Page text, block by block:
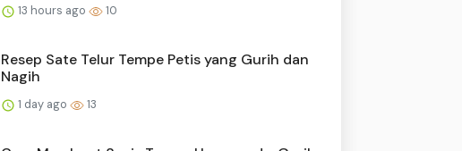
13 hours ago 10
Resep Sate Telur Tempe Petis yang Gurih dan
Nagih
1 day ago 13